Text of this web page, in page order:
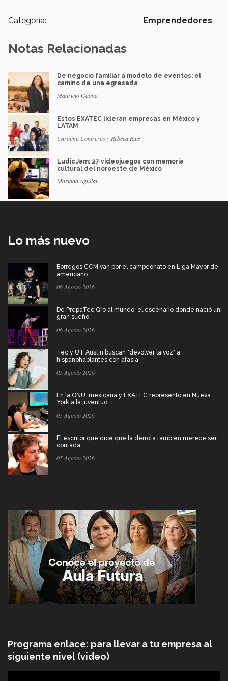
Categoría: Emprendedores
Notas Relacionadas
De negocio familiar a modelo de eventos: el
camino de una egresada
Mauricio Gaona
Estos EXATEC lideran empresas en México y
LATAM
Carolina Contreras y Rebeca Ruiz
Ludic Jam: 27 videojuegos con memoria
cultural del noroeste de México
Mariana Aguilar
Lo más nuevo
Borregos CCM van por el campeonato en Liga Mayor de
americano
06 Agosto 2026
De PrepaTec Qro al mundo: el escenario donde nació un
gran sueño
06 Agosto 2026
Tec y UT Austin buscan "devolver la voz" a
hispanohablantes con afasia
05 Agosto 2026
En la ONU: mexicana y EXATEC representó en Nueva
York a la juventud
05 Agosto 2026
El escritor que dice que la derrota también merece ser
contada
05 Agosto 2026
Programa enlace: para llevar a tu empresa al
siguiente nivel (video)